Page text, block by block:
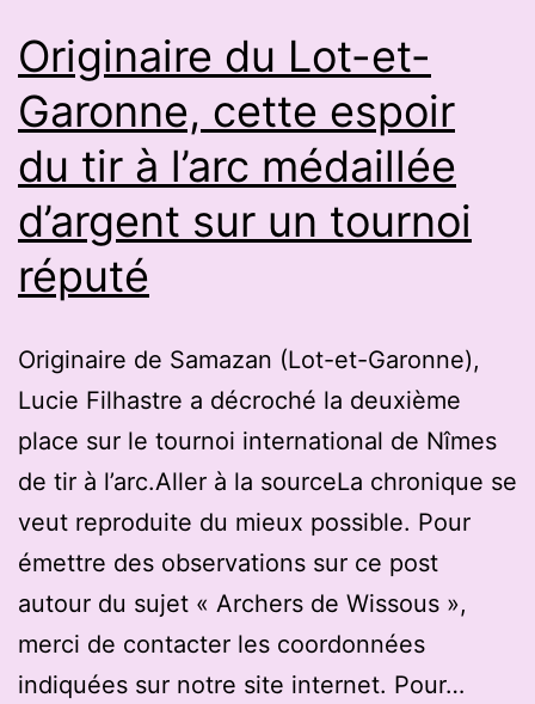
de
tir
à
l’arc
Originaire du Lot-et-
Garonne, cette espoir
du tir à l’arc médaillée
d’argent sur un tournoi
réputé
Originaire de Samazan (Lot-et-Garonne),
Lucie Filhastre a décroché la deuxième
place sur le tournoi international de Nîmes
de tir à l’arc.Aller à la sourceLa chronique se
veut reproduite du mieux possible. Pour
émettre des observations sur ce post
autour du sujet « Archers de Wissous »,
merci de contacter les coordonnées
indiquées sur notre site internet. Pour…